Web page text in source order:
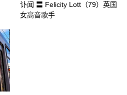
讣闻 〓 Felicity Lott（79）英国
女高音歌手